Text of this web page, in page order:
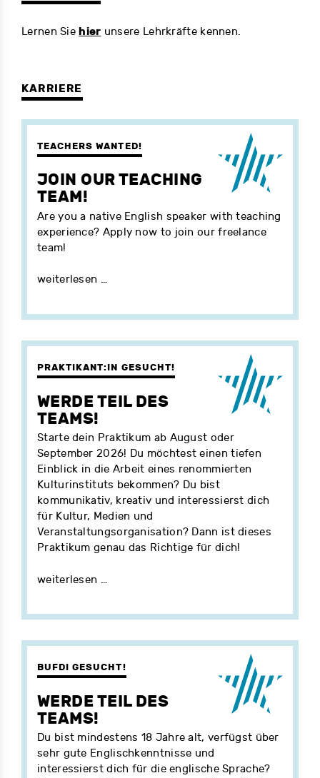
Lernen Sie hier unsere Lehrkräfte kennen.
KARRIERE
TEACHERS WANTED!
JOIN OUR TEACHING
TEAM!
Are you a native English speaker with teaching
experience? Apply now to join our freelance
team!
weiterlesen …
PRAKTIKANT:IN GESUCHT!
WERDE TEIL DES
TEAMS!
Starte dein Praktikum ab August oder
September 2026! Du möchtest einen tiefen
Einblick in die Arbeit eines renommierten
Kulturinstituts bekommen? Du bist
kommunikativ, kreativ und interessierst dich
für Kultur, Medien und
Veranstaltungsorganisation? Dann ist dieses
Praktikum genau das Richtige für dich!
weiterlesen …
BUFDI GESUCHT!
WERDE TEIL DES
TEAMS!
Du bist mindestens 18 Jahre alt, verfügst über
sehr gute Englischkenntnisse und
interessierst dich für die englische Sprache?